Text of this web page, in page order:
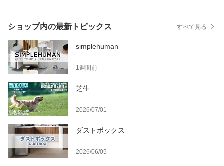
ショップ内の最新トピックス すべて見る
simplehuman
1週間前
芝生
2026/07/01
ダストボックス
2026/06/05